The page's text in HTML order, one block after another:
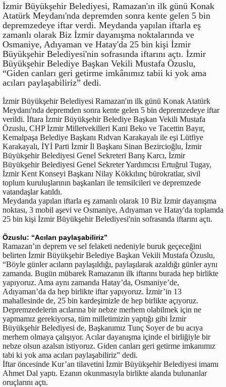
İzmir Büyükşehir Belediyesi, Ramazan'ın ilk günü Konak
Atatürk Meydanı'nda depremden sonra kente gelen 5 bin
depremzedeye iftar verdi. Meydanda yapılan iftarla eş
zamanlı olarak Biz İzmir dayanışma noktalarında ve
Osmaniye, Adıyaman ve Hatay'da 25 bin kişi İzmir
Büyükşehir Belediyesi'nin sofrasında iftarını açtı. İzmir
Büyükşehir Belediye Başkan Vekili Mustafa Özuslu,
“Giden canları geri getirme imkânımız tabii ki yok ama
acıları paylaşabiliriz” dedi.
İzmir Büyükşehir Belediyesi Ramazan'ın ilk günü Konak Atatürk
Meydanı'nda depremden sonra kente gelen 5 bin depremzedeye iftar
verildi. İftara İzmir Büyükşehir Belediye Başkan Vekili Mustafa
Özuslu, CHP İzmir Milletvekilleri Kani Beko ve Tacettin Bayır,
Kemalpaşa Belediye Başkanı Rıdvan Karakayalı ile eşi Lütfiye
Karakayalı, İYİ Parti İzmir İl Başkanı Sinan Bezircioğlu, İzmir
Büyükşehir Belediyesi Genel Sekreteri Barış Karcı, İzmir
Büyükşehir Belediyesi Genel Sekreter Yardımcısı Ertuğrul Tugay,
İzmir Kent Konseyi Başkanı Nilay Kökkılınç bürokratlar, sivil
toplum kuruluşlarının başkanları ile temsilcileri ve depremzede
vatandaşlar katıldı.
Meydanda yapılan iftarla eş zamanlı olarak 10 Biz İzmir dayanışma
noktası, 3 mobil aşevi ve Osmaniye, Adıyaman ve Hatay'da toplamda
25 bin kişi İzmir Büyükşehir Belediyesi'nin sofrasında iftarını açtı.
Özuslu: “Acıları paylaşabiliriz”
Ramazan’ın deprem ve sel felaketi nedeniyle buruk geçeceğini
belirten İzmir Büyükşehir Belediye Başkan Vekili Mustafa Özuslu,
“Böyle günler acıların paylaşıldığı, paylaşılarak azaldığı günler aynı
zamanda. Bugün mübarek Ramazanın ilk iftarını burada hep birlikte
yapıyoruz. Ama aynı zamanda Hatay’da, Osmaniye’de,
Adıyaman’da da hep birlikte iftar yapıyoruz. İzmir’in 13
mahallesinde de, 25 bin kardeşimizle de hep birlikte açıyoruz.
Depremzedelerin acılarına bir nebze merhem olabilmek için ne
yapmamız gerekiyorsa, tüm milletimizin yaptığı gibi İzmir
Büyükşehir Belediyesi de, Başkanımız Tunç Soyer de bu acıya
merhem olmaya çalışıyor. Acılar dayanışma içinde el birliğiyle bir
nebze olsun azalsın istiyoruz. Giden canları geri getirme imkanımız
tabi ki yok ama acıları paylaşabiliriz” dedi.
İftar öncesinde Kur’an tilavetini İzmir Büyükşehir Belediyesi imamı
Ahmet Dal yaptı. Ezanın okunmasıyla birlikte alanda bulunanlar
oruçlarını açtı.